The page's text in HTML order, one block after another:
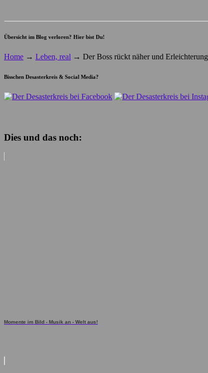
Übersicht im Blog verloren? Hier bist Du!
Home → Leben, real → Der Boss rückt näher und Erleichterung
Bisschen Desasterkreis & Social Media?
Dies und das noch:
Momente im Bild - Musik an - Welt aus!